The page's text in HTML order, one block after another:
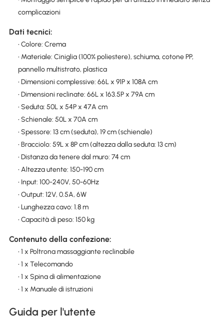
complicazioni
Dati tecnici:
• Colore: Crema
• Materiale: Ciniglia (100% poliestere), schiuma, cotone PP,
pannello multistrato, plastica
• Dimensioni complessive: 66L x 91P x 108A cm
• Dimensioni reclinate: 66L x 163.5P x 79A cm
• Seduta: 50L x 54P x 47A cm
• Schienale: 50L x 70A cm
• Spessore: 13 cm (seduta), 19 cm (schienale)
• Bracciolo: 59L x 8P cm (altezza dalla seduta: 13 cm)
• Distanza da tenere dal muro: 74 cm
• Altezza utente: 150-190 cm
• Input: 100-240V, 50-60Hz
• Output: 12V, 0.5A, 6W
• Lunghezza cavo: 1.8 m
• Capacità di peso: 150 kg
Contenuto della confezione:
• 1 x Poltrona massaggiante reclinabile
• 1 x Telecomando
• 1 x Spina di alimentazione
• 1 x Manuale di istruzioni
Guida per l'utente